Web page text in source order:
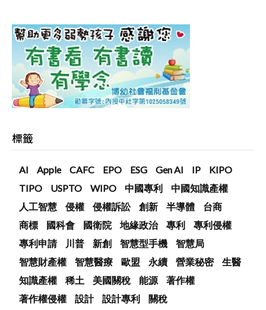
標籤
AI Apple CAFC EPO ESG Gen AI IP
KIPO
TIPO
USPTO WIPO 中國專利
中國知識產權
人工智慧
侵權 侵權訴訟 創新 半導體
台商
商標
國科會 國衛院 地緣政治 專利
專利侵權
專利申請
川普 新創 智慧型手機
智慧局
智慧財產權
智慧醫療 歐盟 永續 營業秘密
生醫
知識產權
稀土 美國關稅 能源
著作權
著作權侵權
設計 設計專利 關稅